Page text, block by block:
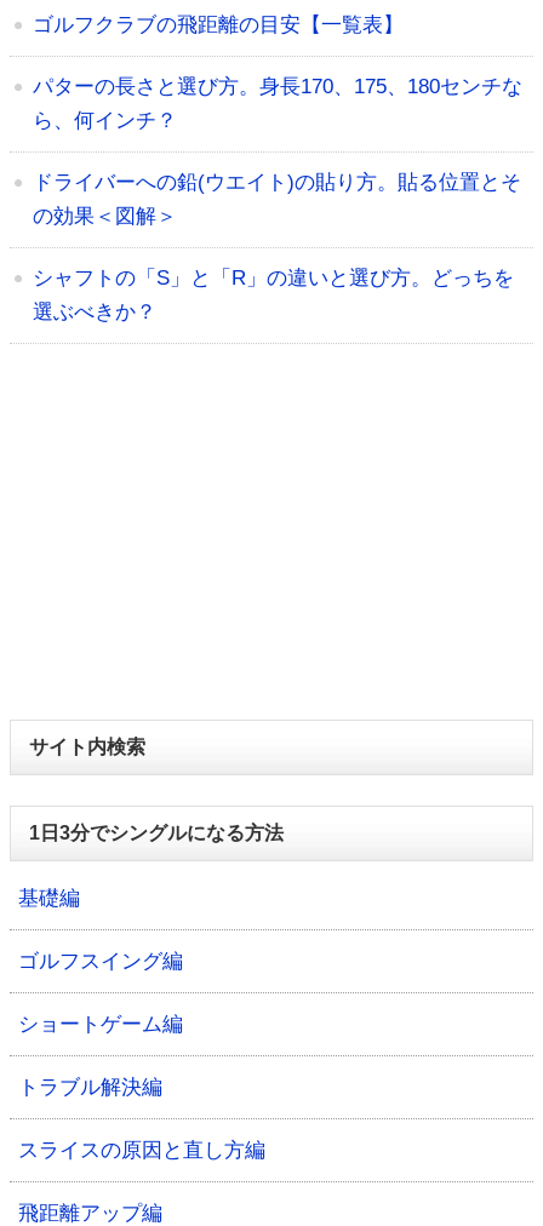
ゴルフクラブの飛距離の目安【一覧表】
パターの長さと選び方。身長170、175、180センチな
ら、何インチ？
ドライバーへの鉛(ウエイト)の貼り方。貼る位置とそ
の効果＜図解＞
シャフトの「S」と「R」の違いと選び方。どっちを
選ぶべきか？
サイト内検索
1日3分でシングルになる方法
基礎編
ゴルフスイング編
ショートゲーム編
トラブル解決編
スライスの原因と直し方編
飛距離アップ編